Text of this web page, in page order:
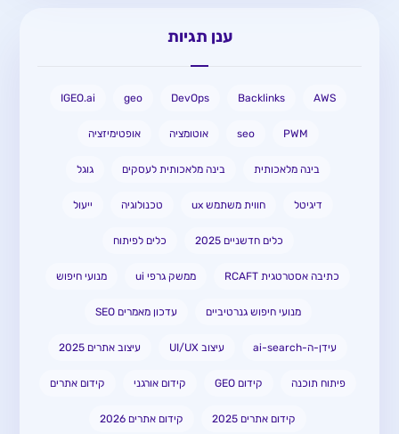
ענן תגיות
AWS
Backlinks
DevOps
geo
IGEO.ai
PWM
seo אוטומציה אופטימיזציה
בינה מלאכותית בינה מלאכותית לעסקים גוגל
דיגיטל חווית משתמש ux טכנולוגיה ייעול
כלים חדשניים 2025 כלים לפיתוח
כתיבה אסטרטגית RCAFT ממשק גרפי ui מנועי חיפוש
מנועי חיפוש גנרטיביים עדכון מאמרים SEO
עידן-ה-ai-search עיצוב UI/UX עיצוב אתרים 2025
פיתוח תוכנה קידום GEO קידום אורגני קידום אתרים
קידום אתרים 2025 קידום אתרים 2026